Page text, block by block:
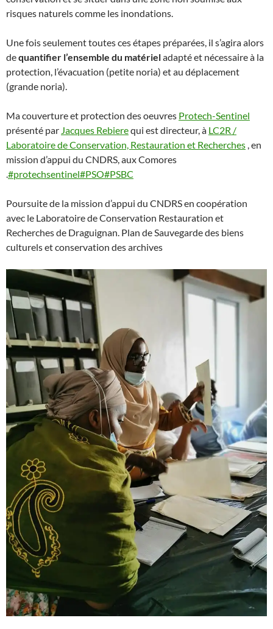
risques naturels comme les inondations.
Une fois seulement toutes ces étapes préparées, il s’agira alors
dequantifier l’ensemble du matérieladapté et nécessaire à la
protection, l’évacuation (petite noria) et au déplacement
(grande noria).
Ma couverture et protection des oeuvres Protech-Sentinel
présenté par Jacques Rebierequi est directeur, à LC2R /
Laboratoire de Conservation, Restauration et Recherches , en
mission d’appui du CNDRS, aux Comores
#protechsentinel#PSO#PSBC
Poursuite de la mission d’appui du CNDRS en coopération
avec le Laboratoire de Conservation Restauration et
Recherches de Draguignan. Plan de Sauvegarde des biens
culturels et conservation des archives